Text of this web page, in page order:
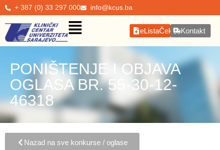
+ 387 (0) 33 297 000 info@kcus.ba
eListaČekanjaKontakt
PONIŠTENJE I OBJAVA
OGLASA BR. 55-30-12-
46318
Nazad na sve konkurse / oglase